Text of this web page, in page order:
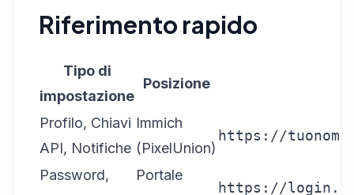
Riferimento rapido
Tipo di
impostazione
Posizione
Profilo, Chiavi
API, Notifiche
Immich
(PixelUnion)
https://
Password,
Portale
https://